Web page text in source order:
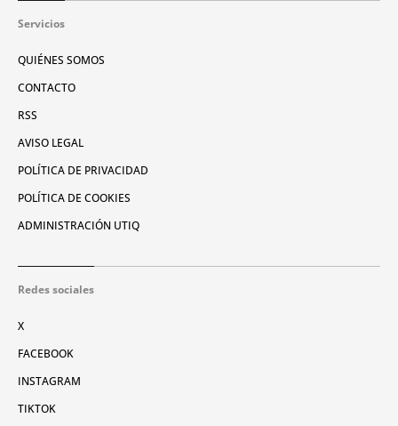
Servicios
QUIÉNES SOMOS
CONTACTO
RSS
AVISO LEGAL
POLÍTICA DE PRIVACIDAD
POLÍTICA DE COOKIES
ADMINISTRACIÓN UTIQ
Redes sociales
X
FACEBOOK
INSTAGRAM
TIKTOK